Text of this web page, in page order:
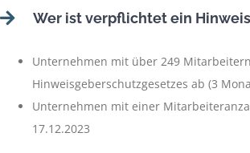
Wer ist verpflichtet ein
Unternehmen mit über 249
Hinweisgeberschutzgesetzes ab (3
Unternehmen mit einer
17.12.2023